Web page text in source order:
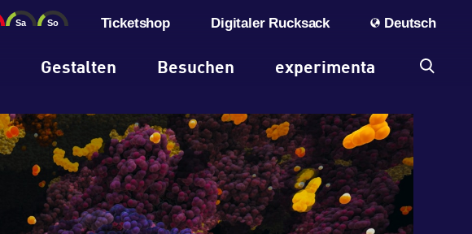
Ticketshop Digitaler Rucksack Deutsch
Gestalten Besuchen experimenta